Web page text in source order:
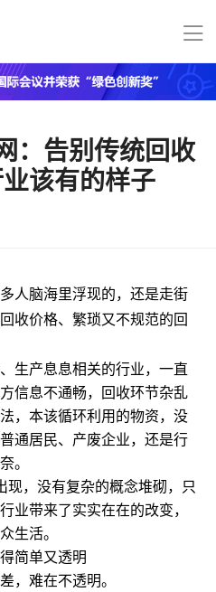
：告别传统回收
该有的样子
脑海里浮现的，还是走街
收价格、繁琐又不规范的回
产息息相关的行业，一直
信息不通畅，回收环节杂乱
，本该循环利用的物资，没
通居民、产废企业，还是行
。
，没有复杂的概念堆砌，只
业带来了实实在在的改变，
生活。
简单又透明
难在不透明。